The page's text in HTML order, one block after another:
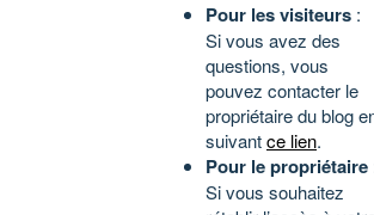
Pour les visiteurs :
Si vous avez des
questions, vous
pouvez contacter le
propriétaire du blog
suivantce lien.
Pour le propriétaire
Si vous souhaitez